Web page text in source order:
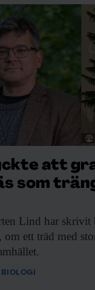
att
som
Lind har skrivit
om ett träd med
BIOLOGI